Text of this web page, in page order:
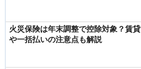
火災保険は年末調整で控除対象？賃貸
や一括払いの注意点も解説